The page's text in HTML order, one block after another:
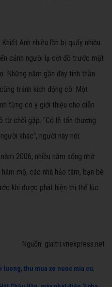
Anh nhiều lần bị quấy nhiễu.
cảnh người lạ cởi đồ trước mặt
Những năm gần đây tinh thần
tránh kích động cô. Một
từng có ý giới thiệu cho diễn
từ chối gặp. "Có lẽ tổn thương
khác", người này nói.
2006, nhiều năm sống nhờ
mộ, các nhà hảo tâm, bạn bè
khi được phát hiện thi thể lúc
Nguồn: giaitri.vnexpress.net
luong, thu mua xe nuoc mia cu,